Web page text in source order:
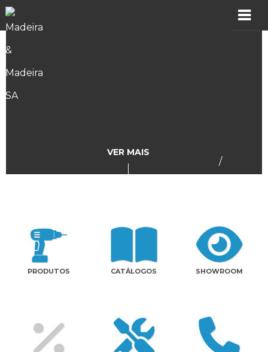
Assistência
Contactos
/
VER MAIS
PRODUTOS CATÁLOGOS SHOWROOM